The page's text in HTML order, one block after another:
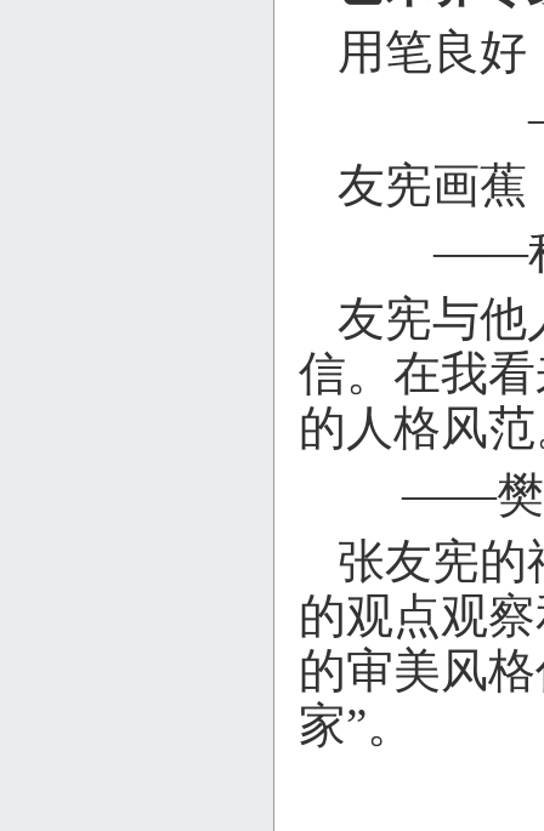
用笔良好
友宪画蕉
——
友宪与他
信。在我
的人格风
——樊
张友宪的
的观点观
的审美风
家”。